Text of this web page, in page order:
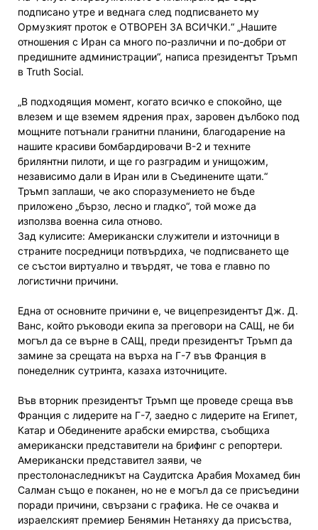
подписано утре и веднага след подписването му
Ормузкият проток е ОТВОРЕН ЗА ВСИЧКИ.“ „Нашите
отношения с Иран са много по-различни и по-добри от
предишните администрации“, написа президентът Тръмп
в Truth Social.
„В подходящия момент, когато всичко е спокойно, ще
влезем и ще вземем ядрения прах, заровен дълбоко под
мощните потънали гранитни планини, благодарение на
нашите красиви бомбардировачи B-2 и техните
брилянтни пилоти, и ще го разградим и унищожим,
независимо дали в Иран или в Съединените щати.“
Тръмп заплаши, че ако споразумението не бъде
приложено „бързо, лесно и гладко“, той може да
използва военна сила отново.
Зад кулисите: Американски служители и източници в
страните посредници потвърдиха, че подписването ще
се състои виртуално и твърдят, че това е главно по
логистични причини.
Една от основните причини е, че вицепрезидентът Дж. Д.
Ванс, който ръководи екипа за преговори на САЩ, не би
могъл да се върне в САЩ, преди президентът Тръмп да
замине за срещата на върха на Г-7 във Франция в
понеделник сутринта, казаха източниците.
Във вторник президентът Тръмп ще проведе среща във
Франция с лидерите на Г-7, заедно с лидерите на Египет,
Катар и Обединените арабски емирства, съобщиха
американски представители на брифинг с репортери.
Американски представител заяви, че
престолонаследникът на Саудитска Арабия Мохамед бин
Салман също е поканен, но не е могъл да се присъедини
поради причини, свързани с графика. Не се очаква и
израелският премиер Бенямин Нетаняху да присъства,